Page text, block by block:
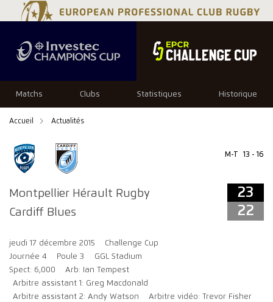
Matchs Clubs Statistiques Historique
Accueil Actualités
Montpellier Hérault Rugby
Cardiff Blues
M-T 13 - 16
23
22
jeudi 17 décembre 2015
Challenge Cup
Journée 4
Poule 3
GGL Stadium
Spect: 6,000
Arb: Ian Tempest
Arbitre assistant 1: Greg Macdonald
Arbitre assistant 2: Andy Watson
Arbitre vidéo: Trevor Fisher
23 22